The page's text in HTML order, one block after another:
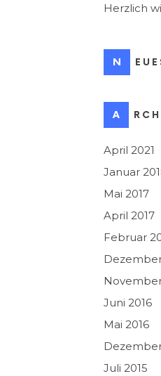
Herzlich
April 2021
Januar
Mai 2017
April 2017
Februar
Juni 2016
Mai 2016
Juli 2015